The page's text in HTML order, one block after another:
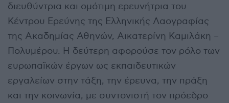
διευθύντρια και ομότιμη ερευνήτρια του
Κέντρου Ερεύνης της Ελληνικής Λαογραφίας
της Ακαδημίας Αθηνών, Αικατερίνη Καμιλάκη –
Πολυμέρου. Η δεύτερη αφορούσε τον ρόλο των
ευρωπαϊκών έργων ως εκπαιδευτικών
εργαλείων στην τάξη, την έρευνα, την πράξη
και την κοινωνία, με συντονιστή τον πρόεδρο